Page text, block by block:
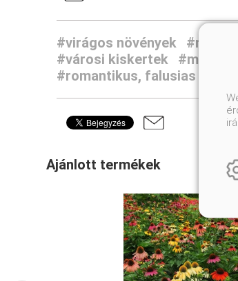
#virágos növények
#városi kiskertek
#romantikus, falusias kertek
Ajánlott termékek